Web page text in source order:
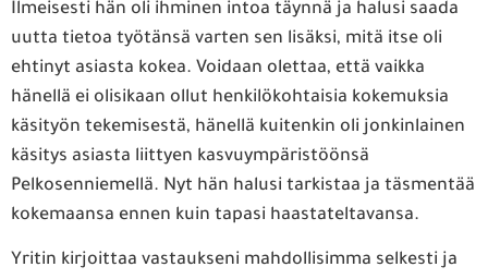
Ilmeisesti hän oli ihminen intoa täynnä ja halusi saada
uutta tietoa työtänsä varten sen lisäksi, mitä itse oli
ehtinyt asiasta kokea. Voidaan olettaa, että vaikka
hänellä ei olisikaan ollut henkilökohtaisia kokemuksia
käsityön tekemisestä, hänellä kuitenkin oli jonkinlainen
käsitys asiasta liittyen kasvuympäristöönsä
Pelkosenniemellä. Nyt hän halusi tarkistaa ja täsmentää
kokemaansa ennen kuin tapasi haastateltavansa.
Yritin kirjoittaa vastaukseni mahdollisimma selkesti ja